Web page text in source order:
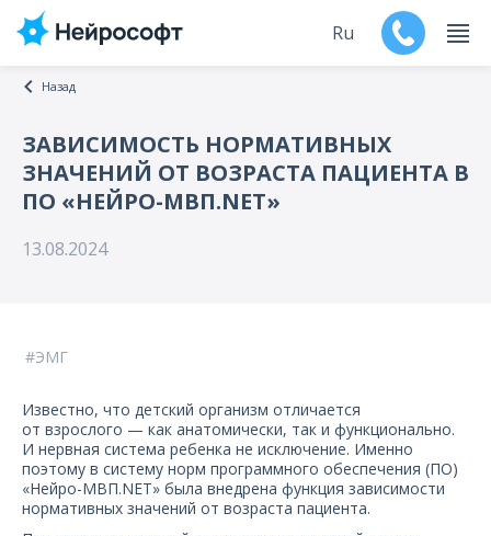
Продукты
Дилеры
О компании
Ru
Назад
ЗАВИСИМОСТЬ НОРМАТИВНЫХ
ЗНАЧЕНИЙ ОТ ВОЗРАСТА ПАЦИЕНТА В
ПО «НЕЙРО-МВП.NET»
13.08.2024
ЭМГ
Известно, что детский организм отличается
от взрослого — как анатомически, так и функционально.
И нервная система ребенка не исключение. Именно
поэтому в систему норм программного обеспечения (ПО)
«Нейро-МВП.NET» была внедрена функция зависимости
нормативных значений от возраста пациента.